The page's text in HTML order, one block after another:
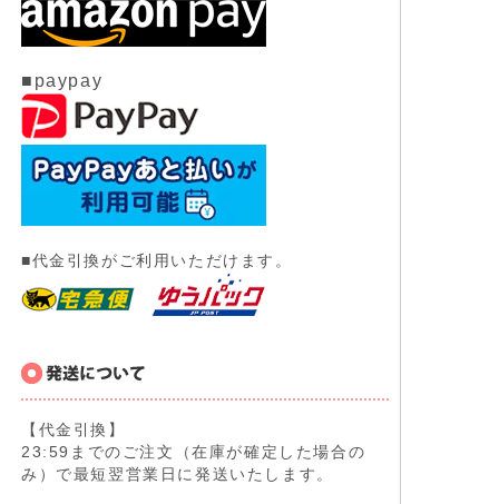
■paypay
■代金引換がご利用いただけます。
【代金引換】
23:59までのご注文（在庫が確定した場合の
み）で最短翌営業日に発送いたします。